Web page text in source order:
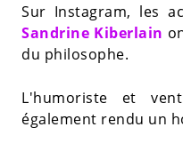
Sur Instagram, les
Sandrine Kiberlain
du philosophe.
L'humoriste et
également rendu un